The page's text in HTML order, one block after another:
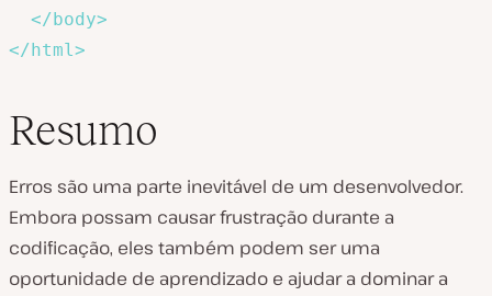
</body>
</html >
Resumo
Erros são uma parte inevitável de um desenvolvedor.
Embora possam causar frustração durante a
codificação, eles também podem ser uma
oportunidade de aprendizado e ajudar a dominar a